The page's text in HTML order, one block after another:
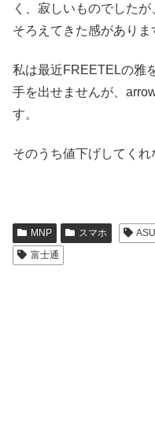
く、寂しいものでした
そろえてきた感がありま
私は最近FREETELの雅
手を出せませんが、
す。
そのうち値下げしてくれ
MNP スマホ
富士通